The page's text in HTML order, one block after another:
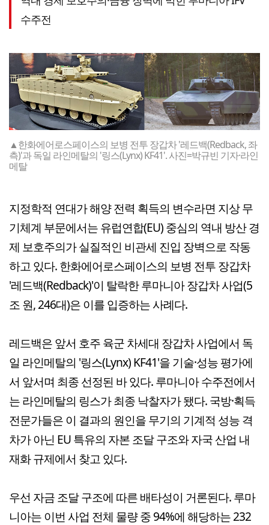
수주전
▲한화에어로스페이스의 보병 전투 장갑차 '레드백(Redback, 좌
측)'과 독일 라인메탈의 '링스(Lynx) KF41'. 사진=박규빈 기자·라인
메탈
지정학적 연대가 해양 전력 획득의 변수라면 지상 무
기체계 부문에서는 유럽연합(EU) 중심의 역내 방산 경
제 보호주의가 실질적인 비관세 진입 장벽으로 작동
하고 있다. 한화에어로스페이스의 보병 전투 장갑차
'레드백(Redback)'이 탈락한 루마니아 장갑차 사업(5
조 원, 246대)은 이를 입증하는 사례다.
레드백은 앞서 호주 육군 차세대 장갑차 사업에서 독
일 라인메탈의 '링스(Lynx) KF41'을 기술·성능 평가에
서 앞서며 최종 선정된 바 있다. 루마니아 수주전에서
는 라인메탈의 링스가 최종 낙찰자가 됐다. 국방·획득
전문가들은 이 결과의 원인을 무기의 기계적 성능 격
차가 아닌 EU 특유의 자본 조달 구조와 자국 산업 내
재화 규제에서 찾고 있다.
우선 자금 조달 구조에 따른 배타성이 거론된다. 루마
니아는 이번 사업 전체 물량 중 94%에 해당하는 232